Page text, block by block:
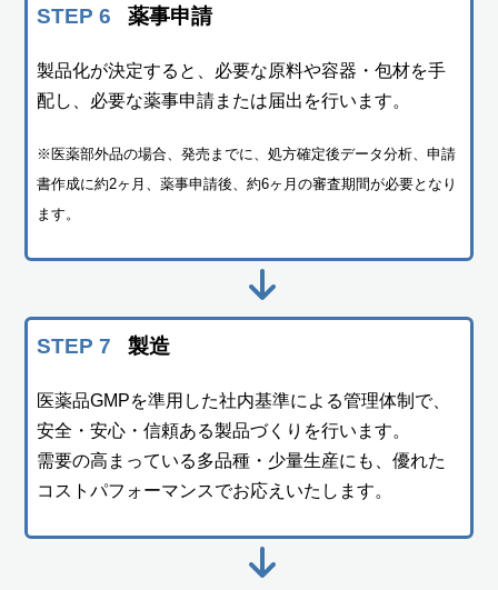
STEP 6 薬事申請
製品化が決定すると、必要な原料や容器・包材を手
配し、必要な薬事申請または届出を行います。
※医薬部外品の場合、発売までに、処方確定後データ分析、申請
書作成に約2ヶ月、薬事申請後、約6ヶ月の審査期間が必要となり
ます。
STEP 7 製造
医薬品GMPを準用した社内基準による管理体制で、
安全・安心・信頼ある製品づくりを行います。
需要の高まっている多品種・少量生産にも、優れた
コストパフォーマンスでお応えいたします。